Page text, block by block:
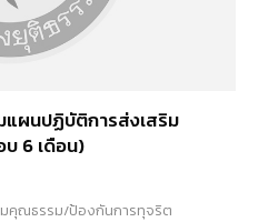
แผนปฏิบัติการส่งเสริม
6 เดือน)
มคุณธรรม/ป้องกันการทุจริต